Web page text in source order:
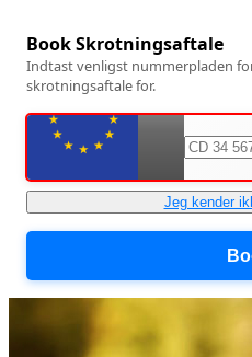
Book Skrotningsaftale
Indtast venligst nummerpladen
skrotningsaftale for.
Jeg kender